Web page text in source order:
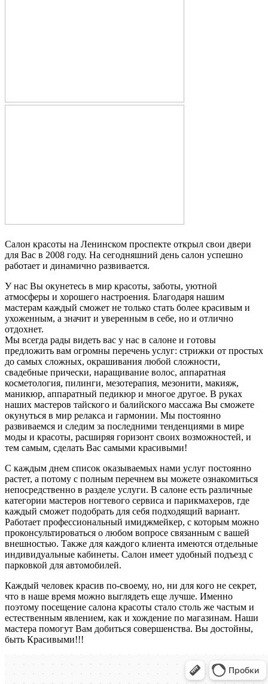
Салон красоты на Ленинском проспекте открыл свои двери
для Вас в 2008 году. На сегодняшний день салон успешно
работает и динамично развивается.
У нас Вы окунетесь в мир красоты, заботы, уютной
атмосферы и хорошего настроения. Благодаря нашим
мастерам каждый сможет не только стать более красивым и
ухоженным, а значит и уверенным в себе, но и отлично
отдохнет.
Мы всегда рады видеть вас у нас в салоне и готовы
предложить вам огромны перечень услуг: стрижки от простых
до самых сложных, окрашивания любой сложности,
свадебные прически, наращивание волос, аппаратная
косметология, пилинги, мезотерапия, мезонити, макияж,
маникюр, аппаратный педикюр и многое другое. В руках
наших мастеров тайского и балийского массажа Вы сможете
окунуться в мир релакса и гармонии. Мы постоянно
развиваемся и следим за последними тенденциями в мире
моды и красоты, расширяя горизонт своих возможностей, и
тем самым, сделать Вас самыми красивыми!
С каждым днем список оказываемых нами услуг постоянно
растет, а потому с полным перечнем вы можете ознакомиться
непосредственно в разделе услуги. В салоне есть различные
категории мастеров ногтевого сервиса и парикмахеров, где
каждый сможет подобрать для себя подходящий вариант.
Работает профессиональный имиджмейкер, с которым можно
проконсультироваться о любом вопросе связанным с вашей
внешностью. Также для каждого клиента имеются отдельные
индивидуальные кабинеты. Салон имеет удобный подъезд с
парковкой для автомобилей.
Каждый человек красив по-своему, но, ни для кого не секрет,
что в наше время можно выглядеть еще лучше. Именно
поэтому посещение салона красоты стало столь же частым и
естественным явлением, как и хождение по магазинам. Наши
мастера помогут Вам добиться совершенства. Вы достойны,
быть Красивыми!!!